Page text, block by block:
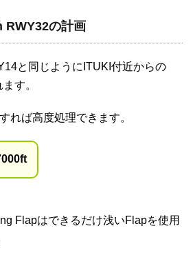
の計画
と同じようにITUKI付近からの
す。
れば高度処理できます。
Flapはできるだけ浅いFlapを使用